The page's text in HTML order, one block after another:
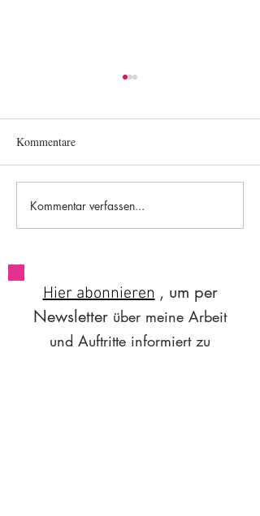
#85 A brief flight of stairs
Kommentare
Kommentar verfassen...
Hier abonnieren , um per
Newsletter über meine Arbeit
und Auftritte informiert zu